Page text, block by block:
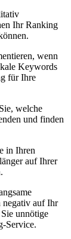
Ihr Ranking​
wenn
Keywords
für Ihre
welche
und finden
in Ihren​
auf ​Ihrer
negativ auf Ihr
unnötige
Service.